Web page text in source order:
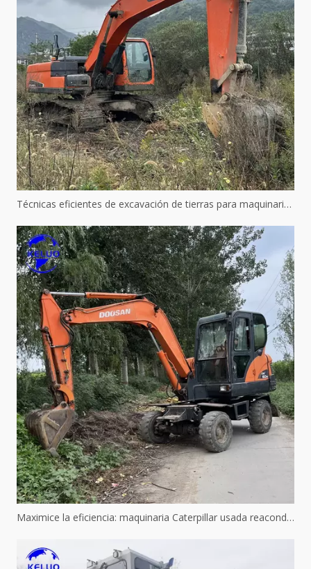
Técnicas eficientes de excavación de tierras para maquinaria hidráulica
Maximice la eficiencia: maquinaria Caterpillar usada reacondicionada